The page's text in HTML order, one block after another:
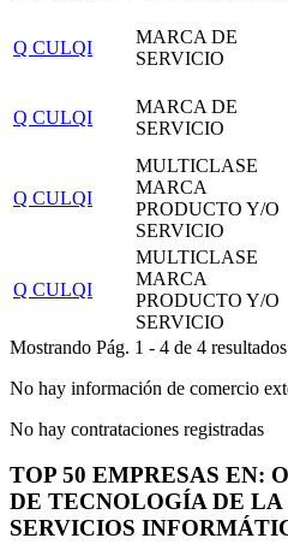
Q CULQI
MARCA DE
SERVICIO
Q CULQI
MARCA DE
SERVICIO
Q CULQI
MULTICLASE
MARCA
PRODUCTO Y/O
SERVICIO
Q CULQI
MULTICLASE
MARCA
PRODUCTO Y/O
SERVICIO
Mostrando Pág. 1 - 4 de 4 resultados
No hay información de comercio
No hay contrataciones registradas
TOP 50 EMPRESAS EN:
DE TECNOLOGÍA DE
SERVICIOS